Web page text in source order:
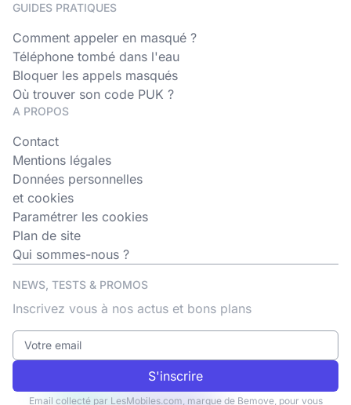
GUIDES PRATIQUES
Comment appeler en masqué ?
Téléphone tombé dans l'eau
Bloquer les appels masqués
Où trouver son code PUK ?
A PROPOS
Contact
Mentions légales
Données personnelles
et cookies
Paramétrer les cookies
Plan de site
Qui sommes-nous ?
NEWS, TESTS & PROMOS
Inscrivez vous à nos actus et bons plans
S'inscrire
Email collecté par LesMobiles.com, marque de Bemove, pour vous